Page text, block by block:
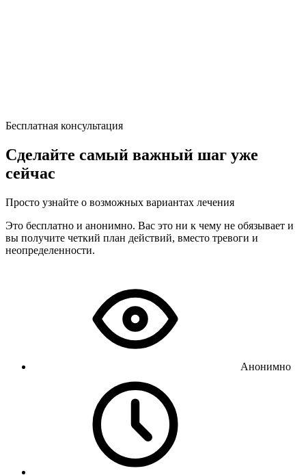
Бесплатная консультация
Сделайте самый важный шаг уже
сейчас
Просто узнайте о возможных вариантах лечения
Это бесплатно и анонимно. Вас это ни к чему не обязывает и
вы получите четкий план действий, вместо тревоги и
неопределенности.
Анонимно